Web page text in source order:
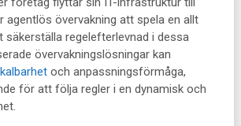
agentlös övervakning att spela en allt
säkerställa regelefterlevnad i dessa
övervakningslösningar kan
och anpassningsförmåga,
för att följa regler i en dynamisk och